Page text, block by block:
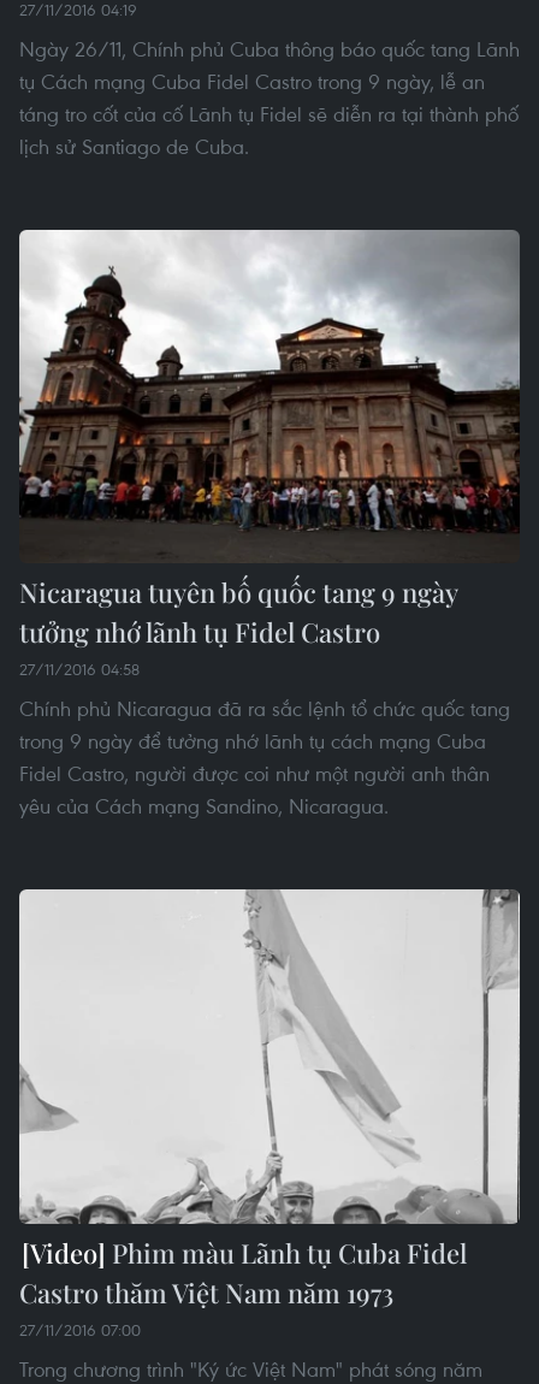
27/11/2016 04:19
Ngày 26/11, Chính phủ Cuba thông báo quốc tang Lãnh
tụ Cách mạng Cuba Fidel Castro trong 9 ngày, lễ an
táng tro cốt của cố Lãnh tụ Fidel sẽ diễn ra tại thành phố
lịch sử Santiago de Cuba.
Nicaragua tuyên bố quốc tang 9 ngày
tưởng nhớ lãnh tụ Fidel Castro
27/11/2016 04:58
Chính phủ Nicaragua đã ra sắc lệnh tổ chức quốc tang
trong 9 ngày để tưởng nhớ lãnh tụ cách mạng Cuba
Fidel Castro, người được coi như một người anh thân
yêu của Cách mạng Sandino, Nicaragua.
Phim màu Lãnh tụ Cuba Fidel
Castro thăm Việt Nam năm 1973
27/11/2016 07:00
Trong chương trình "Ký ức Việt Nam" phát sóng năm